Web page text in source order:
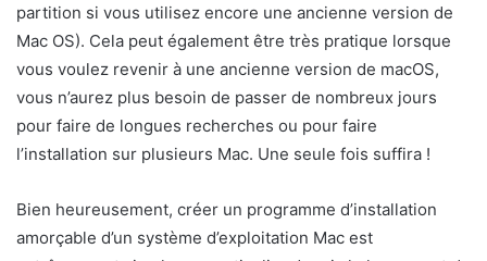
partition si vous utilisez encore une ancienne version de
Mac OS). Cela peut également être très pratique lorsque
vous voulez revenir à une ancienne version de macOS,
vous n’aurez plus besoin de passer de nombreux jours
pour faire de longues recherches ou pour faire
l’installation sur plusieurs Mac. Une seule fois suffira !
Bien heureusement, créer un programme d’installation
amorçable d’un système d’exploitation Mac est